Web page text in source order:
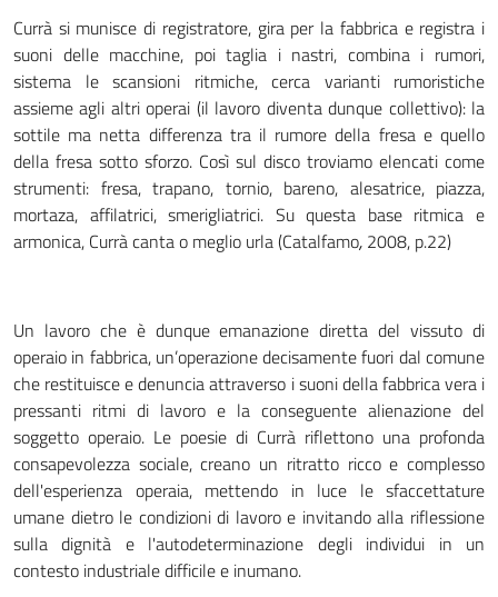
Currà si munisce di registratore, gira per la fabbrica e registra i
suoni delle macchine, poi taglia i nastri, combina i rumori,
sistema le scansioni ritmiche, cerca varianti rumoristiche
assieme agli altri operai (il lavoro diventa dunque collettivo): la
sottile ma netta differenza tra il rumore della fresa e quello
della fresa sotto sforzo. Così sul disco troviamo elencati come
strumenti: fresa, trapano, tornio, bareno, alesatrice, piazza,
mortaza, affilatrici, smerigliatrici. Su questa base ritmica e
armonica, Currà canta o meglio urla (Catalfamo, 2008, p.22)
Un lavoro che è dunque emanazione diretta del vissuto di
operaio in fabbrica, un’operazione decisamente fuori dal comune
che restituisce e denuncia attraverso i suoni della fabbrica vera i
pressanti ritmi di lavoro e la conseguente alienazione del
soggetto operaio. Le poesie di Currà riflettono una profonda
consapevolezza sociale, creano un ritratto ricco e complesso
dell'esperienza operaia, mettendo in luce le sfaccettature
umane dietro le condizioni di lavoro e invitando alla riflessione
sulla dignità e l'autodeterminazione degli individui in un
contesto industriale difficile e inumano.